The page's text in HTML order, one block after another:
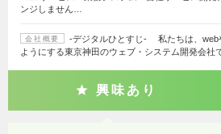
ンジしません…
会社概要
‐デジタルひとすじ‐ 私たちは、web
ようにする東京神田のウェブ・システム開発会社
興味あり